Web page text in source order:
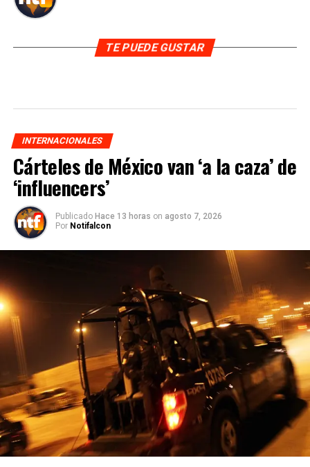
TE PUEDE GUSTAR
INTERNACIONALES
Cárteles de México van ‘a la caza’ de
‘influencers’
Publicado Hace 13 horas on agosto 7, 2026
Por Notifalcon